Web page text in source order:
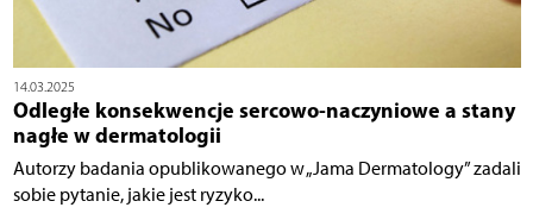
14.03.2025
Odległe konsekwencje sercowo-naczyniowe a stany
nagłe w dermatologii
Autorzy badania opublikowanego w „Jama Dermatology” zadali
sobie pytanie, jakie jest ryzyko...